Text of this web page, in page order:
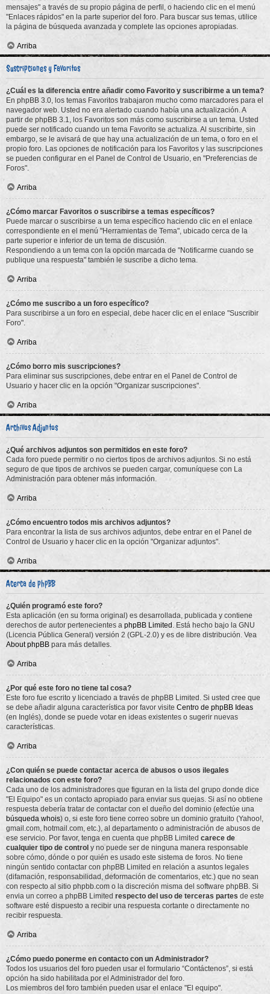
mensajes" a través de su propio página de perfil, o haciendo clic en el menú
"Enlaces rápidos" en la parte superior del foro. Para buscar sus temas, utilice
la página de búsqueda avanzada y complete las opciones apropiadas.
Arriba
Suscripciones y Favoritos
¿Cuál es la diferencia entre añadir como Favorito y suscribirme a un tema?
En phpBB 3.0, los temas Favoritos trabajaron mucho como marcadores para el
navegador web. Usted no era alertado cuando había una actualización. A
partir de phpBB 3.1, los Favoritos son más como suscribirse a un tema. Usted
puede ser notificado cuando un tema Favorito se actualiza. Al suscribirte, sin
embargo, se le avisará de que hay una actualización de un tema, o foro en el
propio foro. Las opciones de notificación para los Favoritos y las suscripciones
se pueden configurar en el Panel de Control de Usuario, en "Preferencias de
Foros".
Arriba
¿Cómo marcar Favoritos o suscribirse a temas específicos?
Puede marcar o suscribirse a un tema específico haciendo clic en el enlace
correspondiente en el menú "Herramientas de Tema", ubicado cerca de la
parte superior e inferior de un tema de discusión.
Respondiendo a un tema con la opción marcada de "Notificarme cuando se
publique una respuesta" también le suscribe a dicho tema.
Arriba
¿Cómo me suscribo a un foro específico?
Para suscribirse a un foro en especial, debe hacer clic en el enlace "Suscribir
Foro".
Arriba
¿Cómo borro mis suscripciones?
Para eliminar sus suscripciones, debe entrar en el Panel de Control de
Usuario y hacer clic en la opción "Organizar suscripciones".
Arriba
Archivos Adjuntos
¿Qué archivos adjuntos son permitidos en este foro?
Cada foro puede permitir o no ciertos tipos de archivos adjuntos. Si no está
seguro de que tipos de archivos se pueden cargar, comuníquese con La
Administración para obtener más información.
Arriba
¿Cómo encuentro todos mis archivos adjuntos?
Para encontrar la lista de sus archivos adjuntos, debe entrar en el Panel de
Control de Usuario y hacer clic en la opción "Organizar adjuntos".
Arriba
Acerca de phpBB
¿Quién programó este foro?
Esta aplicación (en su forma original) es desarrollada, publicada y contiene
derechos de autor pertenecientes a phpBB Limited . Está hecho bajo la GNU
(Licencia Pública General) versión 2 (GPL-2.0) y es de libre distribución. Vea
About phpBB para más detalles.
Arriba
¿Por qué este foro no tiene tal cosa?
Este foro fue escrito y licenciado a través de phpBB Limited. Si usted cree que
se debe añadir alguna característica por favor visite Centro de phpBB Ideas
(en Inglés), donde se puede votar en ideas existentes o sugerir nuevas
características.
Arriba
¿Con quién se puede contactar acerca de abusos o usos ilegales
relacionados con este foro?
Cada uno de los administradores que figuran en la lista del grupo donde dice
"El Equipo" es un contacto apropiado para enviar sus quejas. Si así no obtiene
respuesta debería tratar de contactar con el dueño del dominio (efectúe una
búsqueda whois) o, si este foro tiene correo sobre un dominio gratuito (Yahoo!,
gmail.com, hotmail.com, etc.), al departamento o administración de abusos de
ese servicio. Por favor, tenga en cuenta que phpBB Limited carece de
cualquier tipo de control y no puede ser de ninguna manera responsable
sobre cómo, dónde o por quién es usado este sistema de foros. No tiene
ningún sentido contactar con phpBB Limited en relación a asuntos legales
(difamación, responsabilidad, deformación de comentarios, etc.) que no sean
con respecto al sitio phpbb.com o la discreción misma del software phpBB. Si
envia un correo a phpBB Limited respecto del uso de terceras partes de este
software esté dispuesto a recibir una respuesta cortante o directamente no
recibir respuesta.
Arriba
¿Cómo puedo ponerme en contacto con un Administrador?
Todos los usuarios del foro pueden usar el formulario “Contáctenos”, si está
opción ha sido habilitada por el Administrador del foro.
Los miembros del foro también pueden usar el enlace "El equipo".